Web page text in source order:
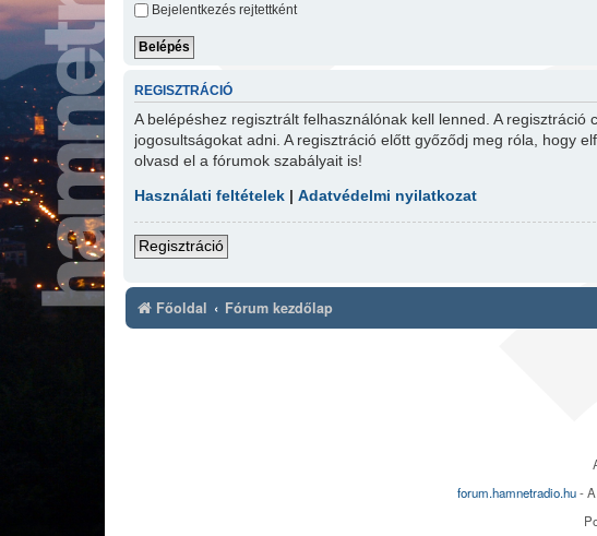
Bejelentkezés rejtettként
REGISZTRÁCIÓ
A belépéshez regisztrált felhasználónak kell lenned. A
jogosultságokat adni. A regisztráció előtt győződj meg róla, hogy
olvasd el a fórumok szabályait is!
Használati feltételek |Adatvédelmi nyilatkozat
Regisztráció
Főoldal Fórum kezdőlap
forum.hamnetradio.hu-